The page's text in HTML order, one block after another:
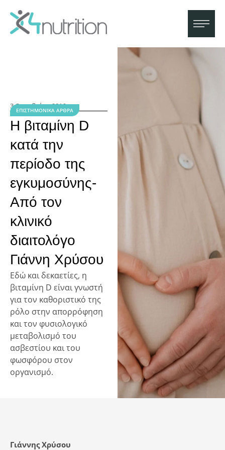
3 Οκτωβρίου 2016
ΕΠΙΣΤΗΜΟΝΙΚΆ ΆΡΘΡΑ
Η βιταμίνη D
κατά την
περίοδο της
εγκυμοσύνης-
Από τον
κλινικό
διαιτολόγο
Γιάννη Χρύσου
Εδώ και δεκαετίες, η
βιταμίνη D είναι γνωστή
για τον καθοριστικό της
ρόλο στην απορρόφηση
και τον φυσιολογικό
μεταβολισμό του
ασβεστίου και του
φωσφόρου στον
οργανισμό.
Γιάννης Χρύσου